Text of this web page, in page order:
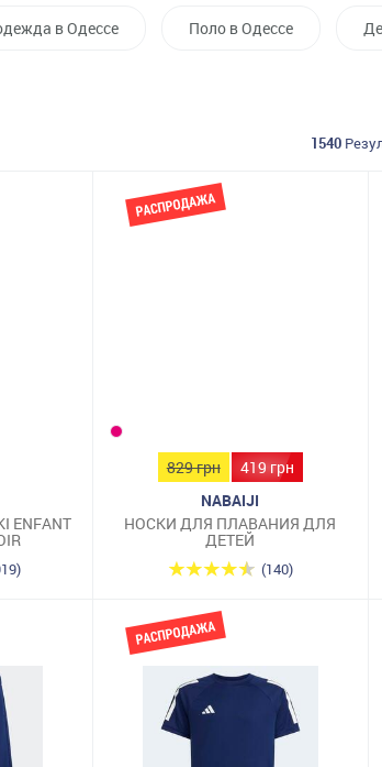
в Одессе Поло в Одессе
1540
ENFANT
829 грн
419 грн
NABAIJI
НОСКИ ДЛЯ ПЛАВАНИЯ ДЛЯ
ДЕТЕЙ
(140)